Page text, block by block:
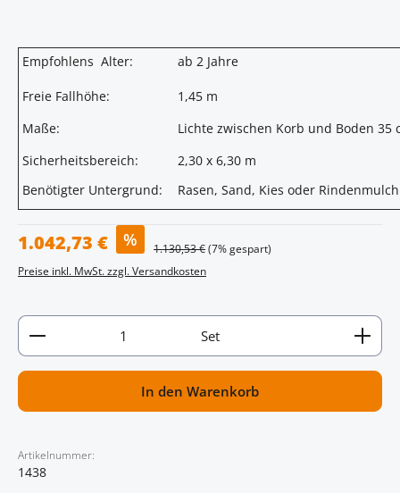
Empfohlens Alter: ab 2 Jahre
Freie Fallhöhe:
1,45 m
Maße:
Lichte zwischen Korb und Boden 35
Sicherheitsbereich:
2,30 x 6,30 m
Benötigter Untergrund:
Rasen, Sand, Kies oder Rindenmulch
Verkaufspreis:
1.042,73 € % Regulärer Preis:
1.130,53 €(7% gespart)
Preise inkl. MwSt. zzgl. Versandkosten
Artikel Anzahl: Gib den gewünschten Wert ein
Set
In den Warenkorb
Artikelnummer:
1438